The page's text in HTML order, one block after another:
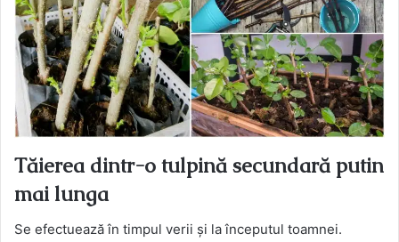
Tăierea dintr-o tulpină secundară putin
mai lunga
Se efectuează în timpul verii și la începutul toamnei.